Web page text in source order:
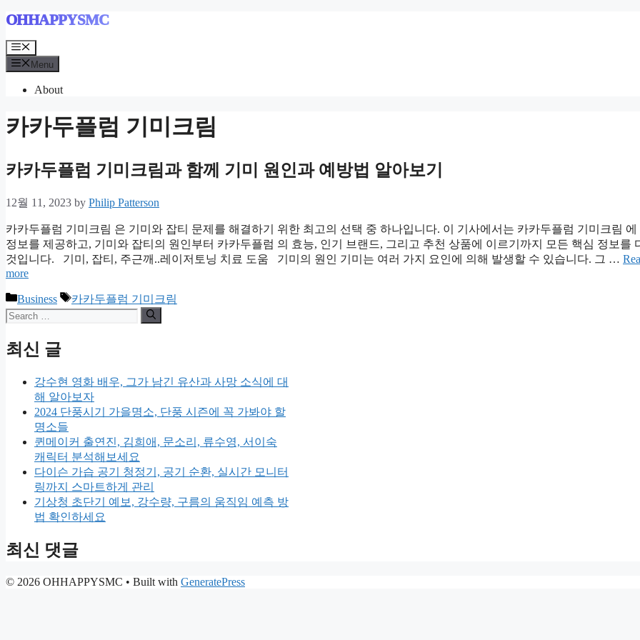
Skip
content
OHHAPPYSMC
Menu
Menu
About
카카두플럼 기미크림
카카두플럼 기미크림과 함께 기미 원인과 예방법 알아보기
12월 11, 2023 by Philip Patterson
카카두플럼 기미크림 은 기미와 잡티 문제를 해결하기 위한 최고의 선택 중 하나입니다. 이 기사에서는 카카두플럼 기미크림 에
정보를 제공하고, 기미와 잡티의 원인부터 카카두플럼 의 효능, 인기 브랜드, 그리고 추천 상품에 이르기까지 모든 핵심 정보를
것입니다. 기미, 잡티, 주근깨..레이저토닝 치료 도움 기미의 원인 기미는 여러 가지 요인에 의해 발생할 수 있습니다. 그 …
more
Categories
Business Tags
카카두플럼 기미크림
Search
for:
최신 글
강수현 영화 배우, 그가 남긴 유산과 사망 소식에 대
해 알아보자
2024 단풍시기 가을명소, 단풍 시즌에 꼭 가봐야 할
명소들
퀸메이커 출연진, 김희애, 문소리, 류수영, 서이숙
캐릭터 분석해보세요
다이슨 가습 공기 청정기, 공기 순환, 실시간 모니터
링까지 스마트하게 관리
기상청 초단기 예보, 강수량, 구름의 움직임 예측 방
법 확인하세요
최신 댓글
© 2026 OHHAPPYSMC • Built with GeneratePress